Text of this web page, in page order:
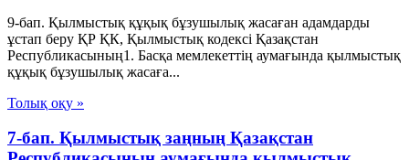
9-бап. Қылмыстық құқық бұзушылық жасаған адамдарды
ұстап беру ҚР ҚК, Қылмыстық кодексi Қазақстан
Республикасының1. Басқа мемлекеттiң аумағында қылмыстық
құқық бұзушылық жасаға...
Толық оқу »
7-бап. Қылмыстық заңның Қазақстан